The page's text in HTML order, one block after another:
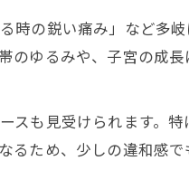
し穴
徹底解説
識
時の鋭い痛み」など多
のゆるみや、子宮の成
スも見受けられます。
るため、少しの違和感